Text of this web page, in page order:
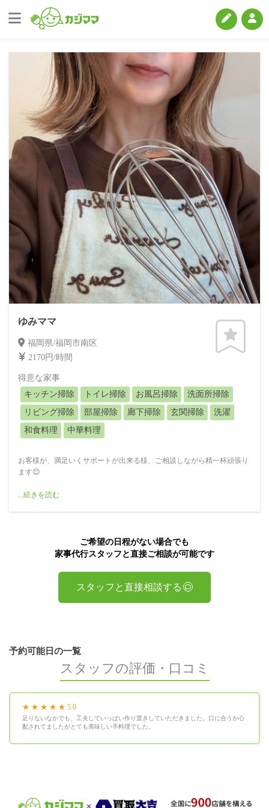
ゆみママ
福岡県/福岡市南区
2170円/時間
得意な家事
キッチン掃除
トイレ掃除 お風呂掃除
洗面所掃除
リビング掃除
部屋掃除 廊下掃除 玄関掃除
洗濯
和食料理
中華料理
お客様が、満足いくサポートが出来る様、ご相談しながら精一杯頑張り
ます😊
訪問可能地域
...続きを読む
ご希望の日程がない場合でも
家事代行スタッフと直接ご相談が可能です
スタッフと直接相談する
予約可能日の一覧
スタッフの評価・口コミ
★ ★ ★ ★ ★ 5.0
足りないなかでも、工夫していっぱい作り置きしていただきました。口に合うか心
配されてましたがとても美味しい手料理でした。